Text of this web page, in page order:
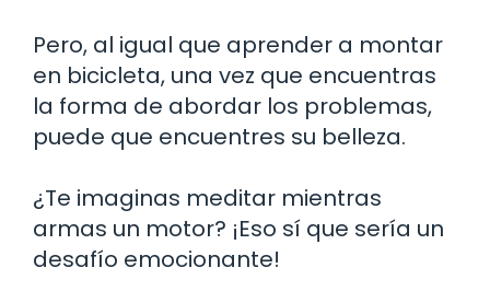
Pero, al igual que aprender a montar
en bicicleta, una vez que encuentras
la forma de abordar los problemas,
puede que encuentres su belleza.
¿Te imaginas meditar mientras
armas un motor? ¡Eso sí que sería un
desafío emocionante!